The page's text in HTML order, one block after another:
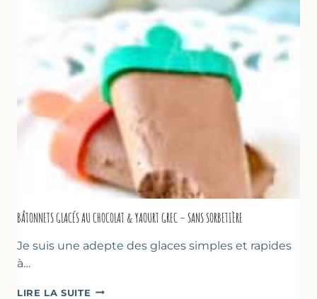
AU
CITRON
BASILIC
BÂTONNETS GLACÉS AU CHOCOLAT & YAOURT GREC – SANS SORBETIÈRE
Je suis une adepte des glaces simples et rapides
à…
LIRE LA SUITE BÂTONNETS